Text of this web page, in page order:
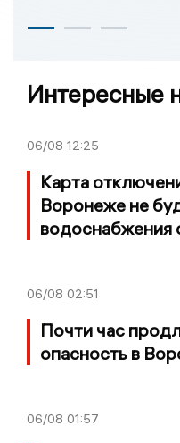
Интересные
06/08 12:25
Карта
Воронеже не
водоснабжения
06/08 02:51
Почти час
опасность в
06/08 01:57